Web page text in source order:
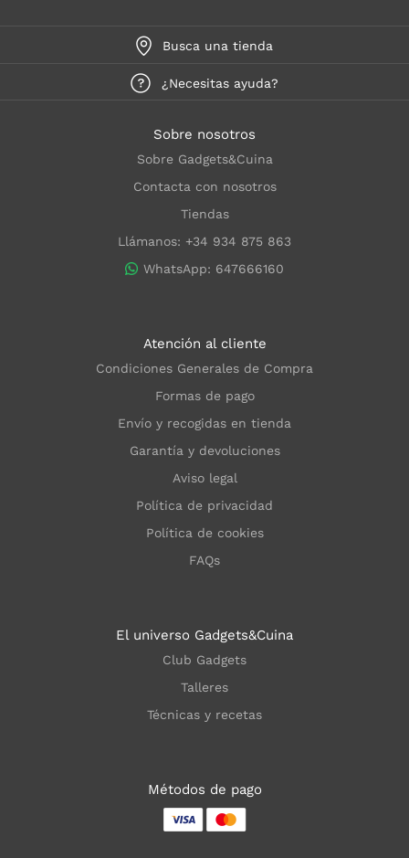
Busca una tienda
¿Necesitas ayuda?
Sobre nosotros
Sobre Gadgets&Cuina
Contacta con nosotros
Tiendas
Llámanos: +34 934 875 863
WhatsApp: 647666160
Atención al cliente
Condiciones Generales de Compra
Formas de pago
Envío y recogidas en tienda
Garantía y devoluciones
Aviso legal
Política de privacidad
Política de cookies
FAQs
El universo Gadgets&Cuina
Club Gadgets
Talleres
Técnicas y recetas
Métodos de pago